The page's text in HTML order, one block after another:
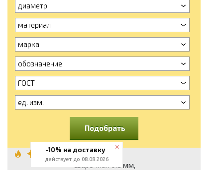
диаметр
материал
марка
обозначение
ГОСТ
ед. изм.
Подобрать
Проволока
сварочная 0.8 мм,
-10% на доставку
действует до 08.08.2026